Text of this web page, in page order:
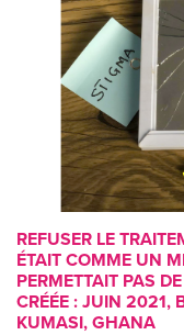
REFUSER LE
ÉTAIT COMME UN
PERMETTAIT PAS
CRÉÉE : JUIN 2021,
KUMASI, GHANA